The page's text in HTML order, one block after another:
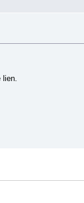
lien.